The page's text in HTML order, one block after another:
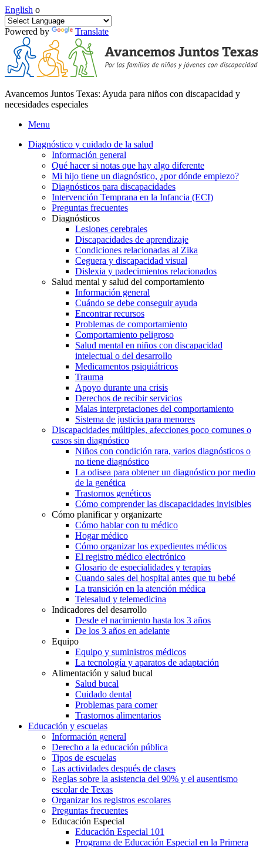
English o
Powered by Translate
Avancemos Juntos Texas: Ayuda para niños con discapacidad y
necesidades especiales
Menu
Diagnóstico y cuidado de la salud
Información general
Qué hacer si notas que hay algo diferente
Mi hijo tiene un diagnóstico, ¿por dónde empiezo?
Diagnósticos para discapacidades
Intervención Temprana en la Infancia (ECI)
Preguntas frecuentes
Diagnósticos
Lesiones cerebrales
Discapacidades de aprendizaje
Condiciones relacionadas al Zika
Ceguera y discapacidad visual
Dislexia y padecimientos relacionados
Salud mental y salud del comportamiento
Información general
Cuándo se debe conseguir ayuda
Encontrar recursos
Problemas de comportamiento
Comportamiento peligroso
Salud mental en niños con discapacidad
intelectual o del desarrollo
Medicamentos psiquiátricos
Trauma
Apoyo durante una crisis
Derechos de recibir servicios
Malas interpretaciones del comportamiento
Sistema de justicia para menores
Discapacidades múltiples, afecciones poco comunes o
casos sin diagnóstico
Niños con condición rara, varios diagnósticos o
no tiene diagnóstico
La odisea para obtener un diagnóstico por medio
de la genética
Trastornos genéticos
Cómo comprender las discapacidades invisibles
Cómo planificar y organizarte
Cómo hablar con tu médico
Hogar médico
Cómo organizar los expedientes médicos
El registro médico electrónico
Glosario de especialidades y terapias
Cuando sales del hospital antes que tu bebé
La transición en la atención médica
Telesalud y telemedicina
Indicadores del desarrollo
Desde el nacimiento hasta los 3 años
De los 3 años en adelante
Equipo
Equipo y suministros médicos
La tecnología y aparatos de adaptación
Alimentación y salud bucal
Salud bucal
Cuidado dental
Problemas para comer
Trastornos alimentarios
Educación y escuelas
Información general
Derecho a la educación pública
Tipos de escuelas
Las actividades después de clases
Reglas sobre la asistencia del 90% y el ausentismo
escolar de Texas
Organizar los registros escolares
Preguntas frecuentes
Educación Especial
Educación Especial 101
Programa de Educación Especial en la Primera